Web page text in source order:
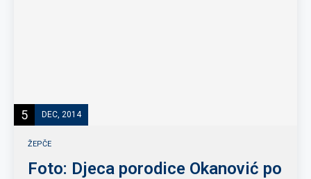
5 DEC, 2014
ŽEPČE
Foto: Djeca porodice Okanović po